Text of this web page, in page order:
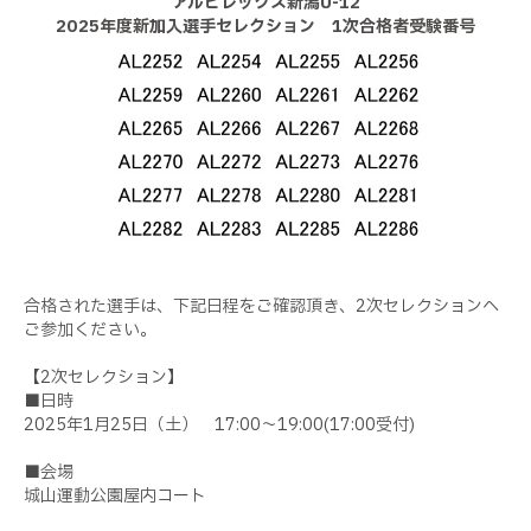
2025年度新加入選手セレクション 1次合格者受験番号
合格された選手は、下記日程をご確認頂き、2次セレクションへ
ご参加ください。
【2次セレクション】
■日時
2025年1月25日（土） 17:00～19:00(17:00受付)
■会場
城山運動公園屋内コート